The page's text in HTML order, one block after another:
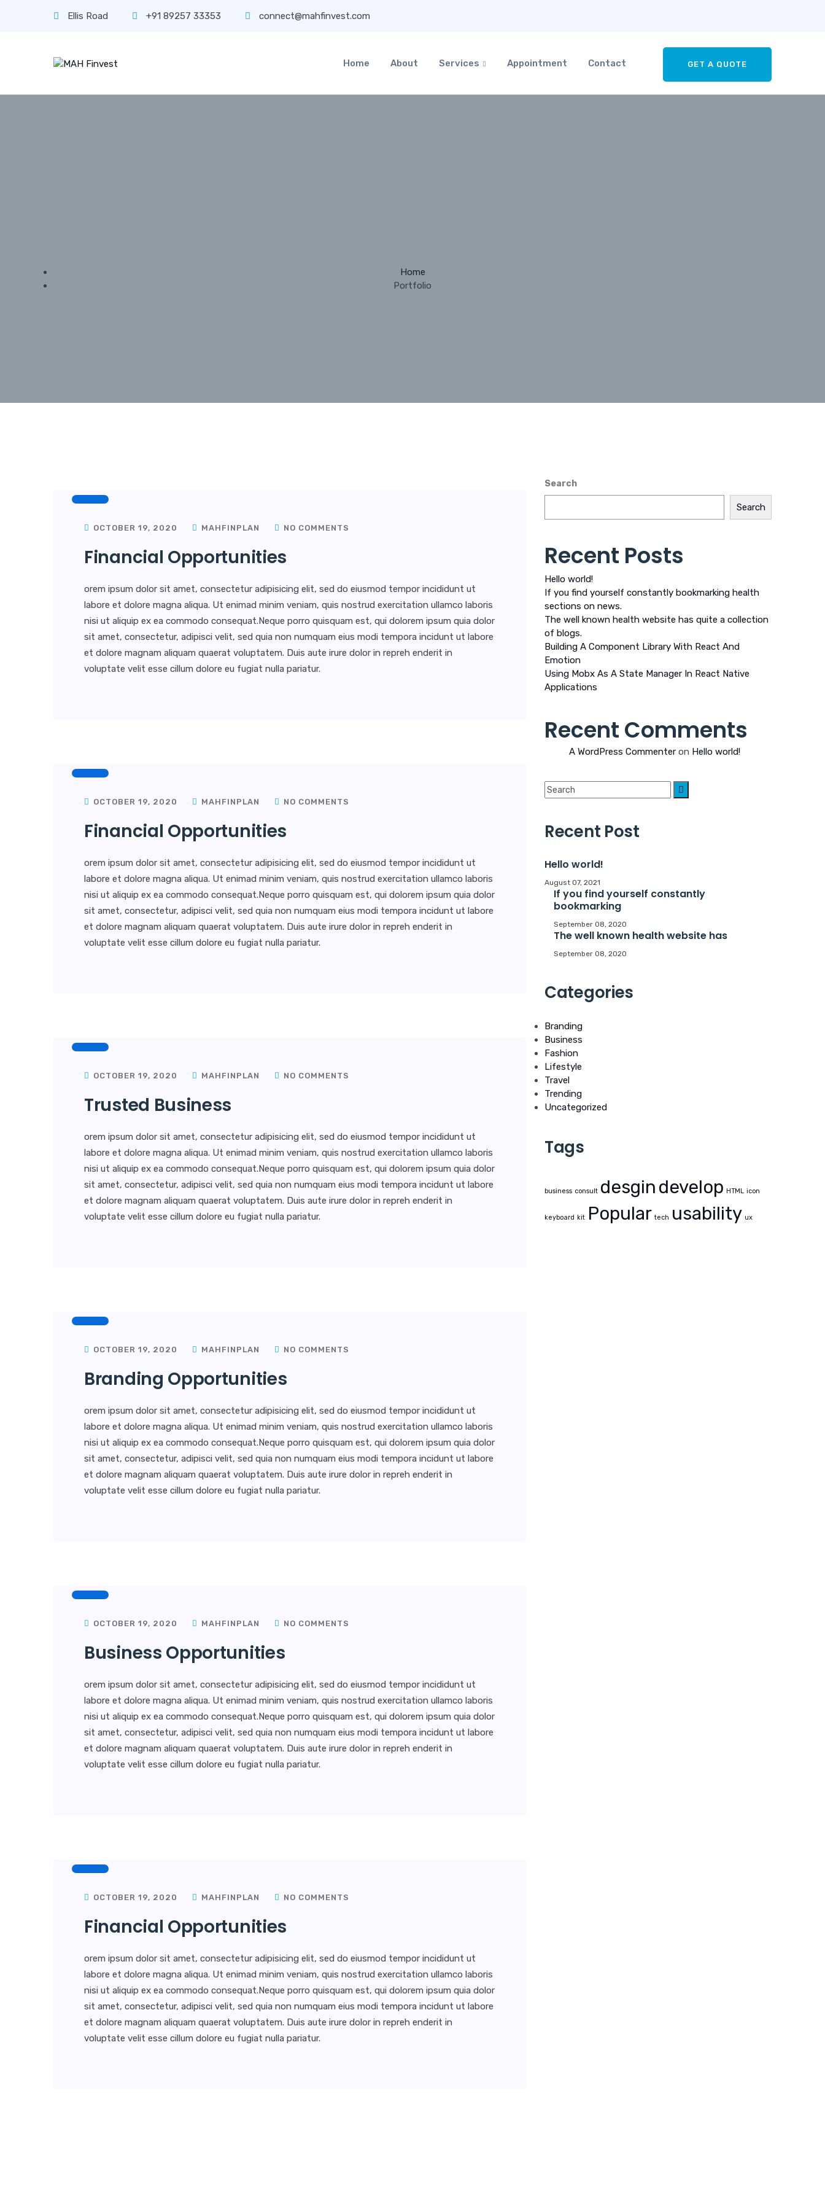
Ellis Road +91 89257 33353 connect@mahfinvest.com
GET A QUOTE
Home About Services Appointment Contact
Home
Portfolio
OCTOBER 19, 2020 MAHFINPLAN NO COMMENTS
Financial Opportunities
orem ipsum dolor sit amet, consectetur adipisicing elit, sed do eiusmod tempor incididunt ut
labore et dolore magna aliqua. Ut enimad minim veniam, quis nostrud exercitation ullamco laboris
nisi ut aliquip ex ea commodo consequat.Neque porro quisquam est, qui dolorem ipsum quia dolor
sit amet, consectetur, adipisci velit, sed quia non numquam eius modi tempora incidunt ut labore
et dolore magnam aliquam quaerat voluptatem. Duis aute irure dolor in repreh enderit in
voluptate velit esse cillum dolore eu fugiat nulla pariatur.
OCTOBER 19, 2020 MAHFINPLAN NO COMMENTS
Financial Opportunities
orem ipsum dolor sit amet, consectetur adipisicing elit, sed do eiusmod tempor incididunt ut
labore et dolore magna aliqua. Ut enimad minim veniam, quis nostrud exercitation ullamco laboris
nisi ut aliquip ex ea commodo consequat.Neque porro quisquam est, qui dolorem ipsum quia dolor
sit amet, consectetur, adipisci velit, sed quia non numquam eius modi tempora incidunt ut labore
et dolore magnam aliquam quaerat voluptatem. Duis aute irure dolor in repreh enderit in
voluptate velit esse cillum dolore eu fugiat nulla pariatur.
OCTOBER 19, 2020 MAHFINPLAN NO COMMENTS
Trusted Business
orem ipsum dolor sit amet, consectetur adipisicing elit, sed do eiusmod tempor incididunt ut
labore et dolore magna aliqua. Ut enimad minim veniam, quis nostrud exercitation ullamco laboris
nisi ut aliquip ex ea commodo consequat.Neque porro quisquam est, qui dolorem ipsum quia dolor
sit amet, consectetur, adipisci velit, sed quia non numquam eius modi tempora incidunt ut labore
et dolore magnam aliquam quaerat voluptatem. Duis aute irure dolor in repreh enderit in
voluptate velit esse cillum dolore eu fugiat nulla pariatur.
OCTOBER 19, 2020 MAHFINPLAN NO COMMENTS
Branding Opportunities
orem ipsum dolor sit amet, consectetur adipisicing elit, sed do eiusmod tempor incididunt ut
labore et dolore magna aliqua. Ut enimad minim veniam, quis nostrud exercitation ullamco laboris
nisi ut aliquip ex ea commodo consequat.Neque porro quisquam est, qui dolorem ipsum quia dolor
sit amet, consectetur, adipisci velit, sed quia non numquam eius modi tempora incidunt ut labore
et dolore magnam aliquam quaerat voluptatem. Duis aute irure dolor in repreh enderit in
voluptate velit esse cillum dolore eu fugiat nulla pariatur.
OCTOBER 19, 2020 MAHFINPLAN NO COMMENTS
Business Opportunities
orem ipsum dolor sit amet, consectetur adipisicing elit, sed do eiusmod tempor incididunt ut
labore et dolore magna aliqua. Ut enimad minim veniam, quis nostrud exercitation ullamco laboris
nisi ut aliquip ex ea commodo consequat.Neque porro quisquam est, qui dolorem ipsum quia dolor
sit amet, consectetur, adipisci velit, sed quia non numquam eius modi tempora incidunt ut labore
et dolore magnam aliquam quaerat voluptatem. Duis aute irure dolor in repreh enderit in
voluptate velit esse cillum dolore eu fugiat nulla pariatur.
OCTOBER 19, 2020 MAHFINPLAN NO COMMENTS
Financial Opportunities
orem ipsum dolor sit amet, consectetur adipisicing elit, sed do eiusmod tempor incididunt ut
labore et dolore magna aliqua. Ut enimad minim veniam, quis nostrud exercitation ullamco laboris
nisi ut aliquip ex ea commodo consequat.Neque porro quisquam est, qui dolorem ipsum quia dolor
sit amet, consectetur, adipisci velit, sed quia non numquam eius modi tempora incidunt ut labore
et dolore magnam aliquam quaerat voluptatem. Duis aute irure dolor in repreh enderit in
voluptate velit esse cillum dolore eu fugiat nulla pariatur.
Search
Search
Recent Posts
Hello world!
If you find yourself constantly bookmarking health
sections on news.
The well known health website has quite a collection
of blogs.
Building A Component Library With React And
Emotion
Using Mobx As A State Manager In React Native
Applications
Recent Comments
A WordPress Commenter on Hello world!
Recent Post
Hello world!
August 07, 2021
If you find yourself constantly
bookmarking
September 08, 2020
The well known health website has
September 08, 2020
Categories
Branding
Business
Fashion
Lifestyle
Travel
Trending
Uncategorized
Tags
business consult desgin develop HTML icon
keyboard kit Popular tech usability ux